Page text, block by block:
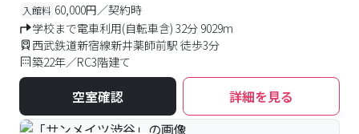
入館料 60,000円／契約時
学校まで電車利用(自転車含) 32分 9029m
西武鉄道新宿線新井薬師前駅 徒歩3分
築22年／RC3階建て
空室確認 詳細を見る